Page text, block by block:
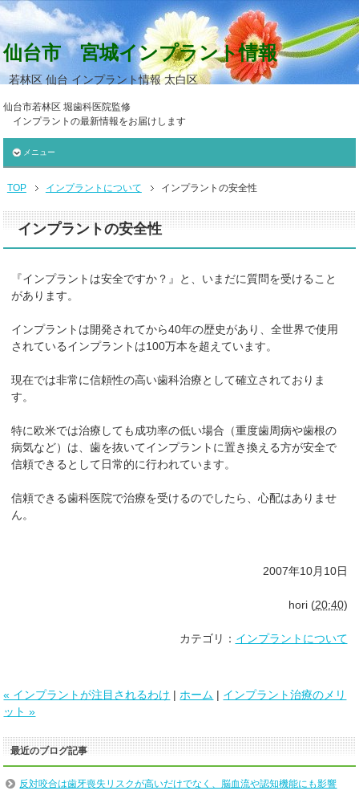
仙台市 宮城インプラント情報
若林区 仙台 インプラント情報 太白区
仙台市若林区 堀歯科医院監修
インプラントの最新情報をお届けします
メニュー
TOP インプラントについて インプラントの安全性
インプラントの安全性
『インプラントは安全ですか？』と、いまだに質問を受けること
があります。
インプラントは開発されてから40年の歴史があり、全世界で使用
されているインプラントは100万本を超えています。
現在では非常に信頼性の高い歯科治療として確立されておりま
す。
特に欧米では治療しても成功率の低い場合（重度歯周病や歯根の
病気など）は、歯を抜いてインプラントに置き換える方が安全で
信頼できるとして日常的に行われています。
信頼できる歯科医院で治療を受けるのでしたら、心配はありませ
ん。
2007年10月10日
hori(20:40)
カテゴリ： インプラントについて
« インプラントが注目されるわけ | ホーム | インプラント治療のメリ
ット »
最近のブログ記事
反対咬合は歯牙喪失リスクが高いだけでなく、脳血流や認知機能にも影響